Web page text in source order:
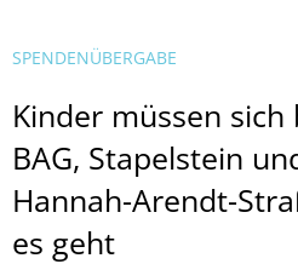
SPENDENÜBERGABE
Kinder müssen sich
BAG, Stapelstein
Hannah-Arendt-
es geht